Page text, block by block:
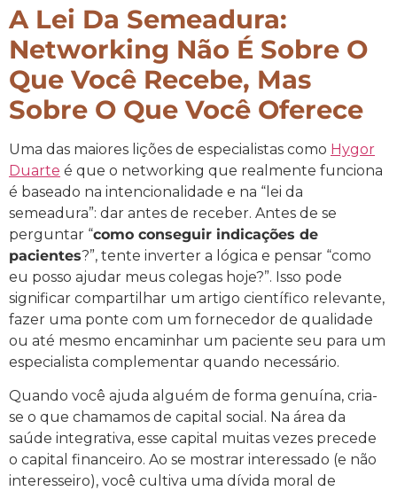
A Lei Da Semeadura:
Networking Não É Sobre O
Que Você Recebe, Mas
Sobre O Que Você Oferece
Uma das maiores lições de especialistas como Hygor
Duarte é que o networking que realmente funciona
é baseado na intencionalidade e na “lei da
semeadura”: dar antes de receber. Antes de se
perguntar “como conseguir indicações de
pacientes?”, tente inverter a lógica e pensar “como
eu posso ajudar meus colegas hoje?”. Isso pode
significar compartilhar um artigo científico relevante,
fazer uma ponte com um fornecedor de qualidade
ou até mesmo encaminhar um paciente seu para um
especialista complementar quando necessário.
Quando você ajuda alguém de forma genuína, cria-
se o que chamamos de capital social. Na área da
saúde integrativa, esse capital muitas vezes precede
o capital financeiro. Ao se mostrar interessado (e não
interesseiro), você cultiva uma dívida moral de